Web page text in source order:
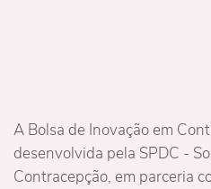
A Bolsa de Inovação em
desenvolvida pela SPDC -
Contracepção, em parceria